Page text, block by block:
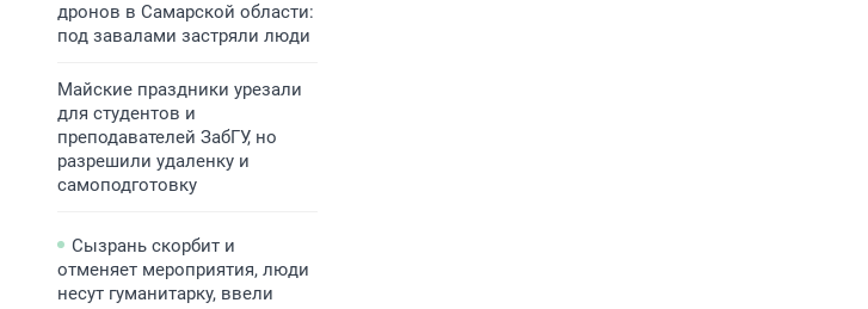
дронов в Самарской области:
под завалами застряли люди
Майские праздники урезали
для студентов и
преподавателей ЗабГУ, но
разрешили удаленку и
самоподготовку
Сызрань скорбит и
отменяет мероприятия, люди
несут гуманитарку, ввели